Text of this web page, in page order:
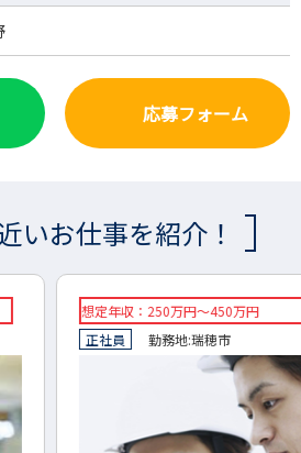
応募フォーム
いお仕事を紹介！
万円～450万円
◇想定